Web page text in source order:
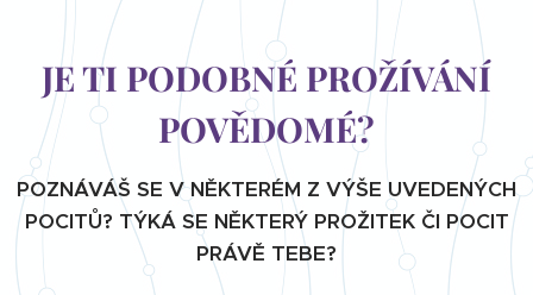
JE TI PODOBNÉ PROŽÍVÁNÍ
POVĚDOMÉ?
POZNÁVÁŠ SE V NĚKTERÉM Z VÝŠE UVEDENÝCH
POCITŮ? TÝKÁ SE NĚKTERÝ PROŽITEK ČI POCIT
PRÁVĚ TEBE?